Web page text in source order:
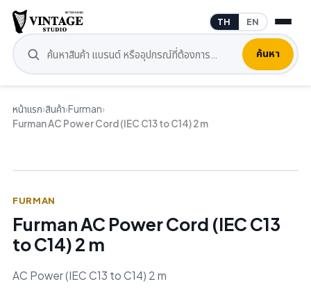
ค้นหา
TH EN
หน้าแรก›สินค้า›Furman›
Furman AC Power Cord (IEC C13 to C14) 2 m
FURMAN
Furman AC Power Cord (IEC C13
to C14) 2 m
AC Power (IEC C13 to C14) 2 m